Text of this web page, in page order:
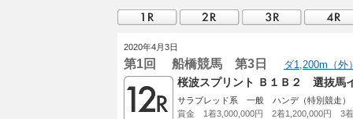
2020年4月3日
第1回 船橋競馬 第3日 ダ1,200m（外
桜波スプリント Ｂ１Ｂ２ 選抜馬
サラブレッド系 一般 ハンデ（特別競走）
賞金 1着3,000,000円 2着1,200,000円 3